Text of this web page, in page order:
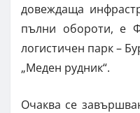
довеждаща
пълни обороти, е
логистичен парк –
„Меден рудник“.
Очаква се